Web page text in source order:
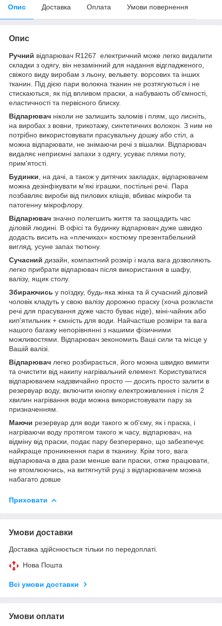
Опис Доставка Оплата Умови повернення
Опис
Ручний відпарювач R1267 електричний може легко видалити
складки з одягу, він незамінний для надання відгладженого,
свіжого виду виробам з льону, вельвету. ворсових та інших
тканин. Під дією пари волокна тканин не розтягуються і не
стискаються, як під впливом праски, а набувають об'ємності,
еластичності та первісного блиску.
Відпарювач ніколи не залишить заломів і плям, що лисніть,
на виробах з вовни, трикотажу, синтетичних волокон. З ним не
потрібно використовувати прасувальну дошку або стіл, а
можна відпарювати, не знімаючи речі з вішалки. Відпарювач
видаляє неприємні запахи з одягу, усуває плями поту,
прим'ятості.
Будинки , на дачі, а також у дитячих закладах, відпарювачем
можна дезінфікувати м'які іграшки, постільні речі. Пара
позбавляє вироби від пилових кліщів, вбиває мікроби та
патогенну мікрофлору.
Відпарювач значно полегшить життя та заощадить час
діловій людині. В офісі та будинку відпарювач дуже швидко
додасть висить на «плечиках» костюму презентабельний
вигляд, усуне запах тютюну.
Сучасний дизайн, компактний розмір і мала вага дозволяють
легко прибрати відпарювач після використання в шафу,
валізу, ящик столу.
Збираючись у поїздку, будь-яка жінка та й сучасний діловий
чоловік кладуть у свою валізу дорожню праску (хоча розкласти
речі для прасування дуже часто буває ніде), міні-чайник або
кип'ятильник + ємність для води. Найчастіше розміри та вага
нашого багажу непорівнянні з нашими фізичними
можливостями. Відпарювач зекономить Ваші сили та місце у
Вашій валізі.
Відпарювач легко розбирається, його можна швидко вимити
та очистити від накипу нагрівальний елемент. Користуватися
відпарювачем надзвичайно просто — досить просто залити в
резервуар воду, включити кнопку електроживлення і після 2
хвилин нагрівання води можна використовувати пару за
призначенням.
Маючи резервуар для води такого ж об'єму, як і праска, і
нагріваючи воду протягом такого ж часу, відпарювач, на
відміну від праски, подає пару безперервно, що забезпечує
найкраще проникнення пари в тканину. Крім того, вага
відпарювача в два рази менше ваги праски, отже працювати,
не втомлюючись, на витягнутій руці з відпарювачем можна
набагато довше
Приховати
Умови доставки
Доставка здійснюється тільки по передоплаті.
Нова Пошта
Всі умови доставки
Умови оплати